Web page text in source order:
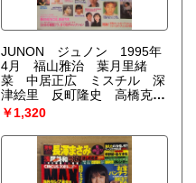
JUNON ジュノン 1995年
4月 福山雅治 葉月里緒
菜 中居正広 ミスチル 深
津絵里 反町隆史 高橋克
典 諸星和己 篠原涼子 大
浦龍宇一
￥1,320